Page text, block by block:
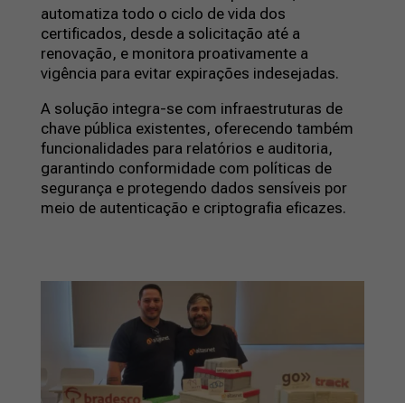
automatiza todo o ciclo de vida dos
certificados, desde a solicitação até a
renovação, e monitora proativamente a
vigência para evitar expirações indesejadas.
A solução integra-se com infraestruturas de
chave pública existentes, oferecendo também
funcionalidades para relatórios e auditoria,
garantindo conformidade com políticas de
segurança e protegendo dados sensíveis por
meio de autenticação e criptografia eficazes.